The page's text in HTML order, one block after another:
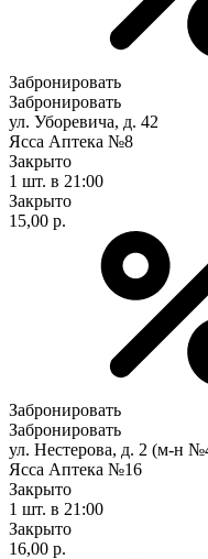
Забронировать
Забронировать
ул. Уборевича, д. 42
Ясса Аптека №8
Закрыто
1 шт. в 21:00
Закрыто
15,00 р.
Забронировать
Забронировать
ул. Нестерова, д. 2 (м-н
Ясса Аптека №16
Закрыто
1 шт. в 21:00
Закрыто
16,00 р.